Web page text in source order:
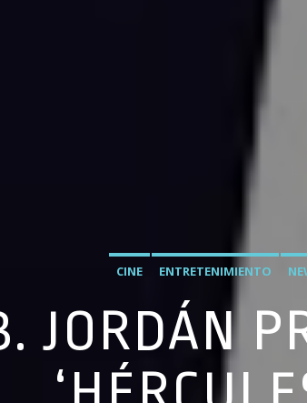
CINE ENTRETENIMIENTO
JORDÁN